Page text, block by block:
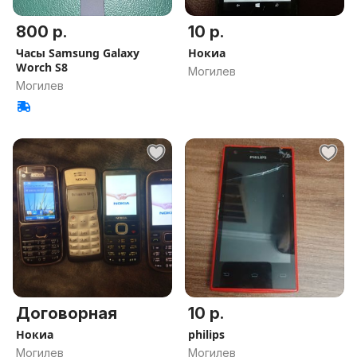
800 р.
Часы Samsung Galaxy
Worch S8
Могилев
10 р.
Нокиа
Могилев
Договорная
Нокиа
Могилев
10 р.
philips
Могилев